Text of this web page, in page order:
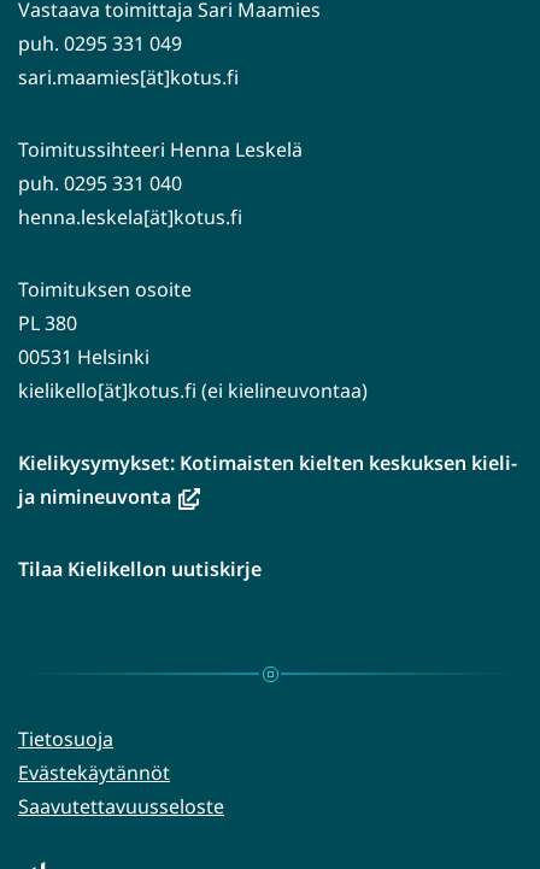
Vastaava toimittaja Sari Maamies
puh. 0295 331 049
sari.maamies[ät]kotus.fi
Toimitussihteeri Henna Leskelä
puh. 0295 331 040
henna.leskela[ät]kotus.fi
Toimituksen osoite
PL 380
00531 Helsinki
kielikello[ät]kotus.fi (ei kielineuvontaa)
Kielikysymykset: Kotimaisten kielten keskuksen kieli-
ja nimineuvonta(avautuu
ikkunaan,
palveluun)
Tilaa Kielikellon uutiskirje
Tietosuoja
Evästekäytännöt
Saavutettavuusseloste